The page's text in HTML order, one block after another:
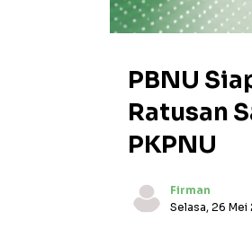
PBNU
Ratusan
PKPNU
Firman
Selasa, 26 Mei